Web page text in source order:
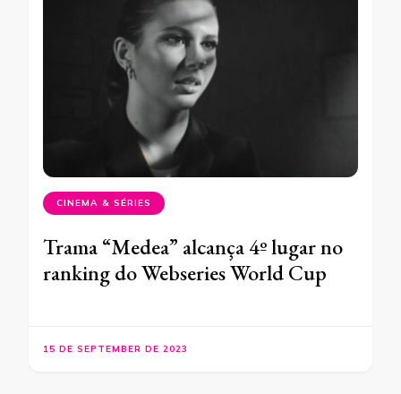
CINEMA & SÉRIES
Trama “Medea” alcança 4º lugar no
ranking do Webseries World Cup
15 DE SEPTEMBER DE 2023